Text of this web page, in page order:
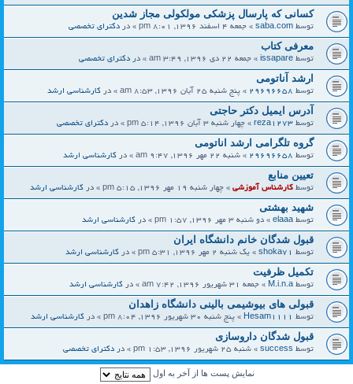
کسانی که پارسال پزشکی مولکولی مجاز شدین
توسط saba.com » جمعه 4 اسفند 1396, 8:01 pm » در دکترای تخصصی
معرفی کتاب
توسط issapare » جمعه 22 دی 1396, 3:49 am » در دکترای تخصصی
ارشد آناتومی
توسط 29696658 » پنج شنبه 25 آبان 1396, 8:53 am » در کارشناسی ارشد
آدرس ایمیل دکتر حاجتی
توسط reza1273 » چهار شنبه 3 آبان 1396, 5:14 pm » در دکترای تخصصی
گروه تلگرامی ارشد اناتومی
توسط 29696658 » شنبه 22 مهر 1396, 9:47 am » در کارشناسی ارشد
تعیین منابع
توسط کارشناس آموزشی » چهار شنبه 19 مهر 1396, 5:15 pm » در کارشناسی ارشد
شهید بهشتی
توسط elaaa » دو شنبه 3 مهر 1396, 1:57 pm » در کارشناسی ارشد
قبول شدگان خانم دانشگاه ایران
توسط shoka71 » یک شنبه 2 مهر 1396, 5:31 pm » در کارشناسی ارشد
تکمیل ظرفیت
توسط M.i.n.a » جمعه 31 شهریور 1396, 7:42 am » در کارشناسی ارشد
قبولی های بیوشیمی بالینی دانشگاه زاهدان
توسط Hesam1111 » پنج شنبه 30 شهریور 1396, 8:04 pm » در کارشناسی ارشد
قبول شدگان داروسازی
توسط success » شنبه 25 شهریور 1396, 1:53 pm » در دکترای تخصصی
نمایش پست ها از آخر به اول